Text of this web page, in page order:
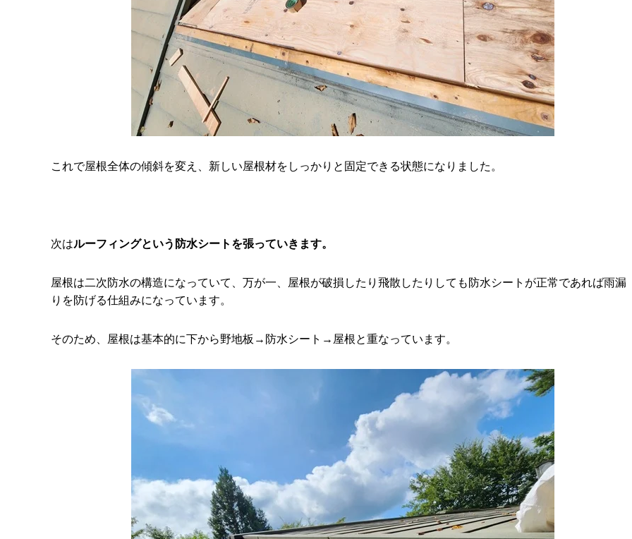
これで屋根全体の傾斜を変え、新しい屋根材をしっかりと固定できる状態になりました。
次はルーフィングという防水シートを張っていきます。
屋根は二次防水の構造になっていて、万が一、屋根が破損したり飛散したりしても防水シートが正常であれば雨漏
りを防げる仕組みになっています。
そのため、屋根は基本的に下から野地板→防水シート→屋根と重なっています。